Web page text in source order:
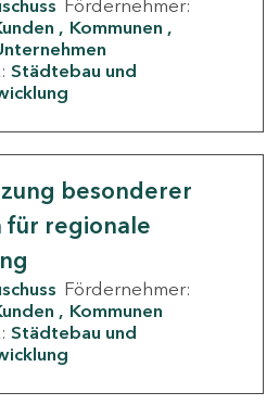
Fördernehmer:
Kommunen
Städtebau und
besonderer
für regionale
Fördernehmer:
Kommunen
Städtebau und